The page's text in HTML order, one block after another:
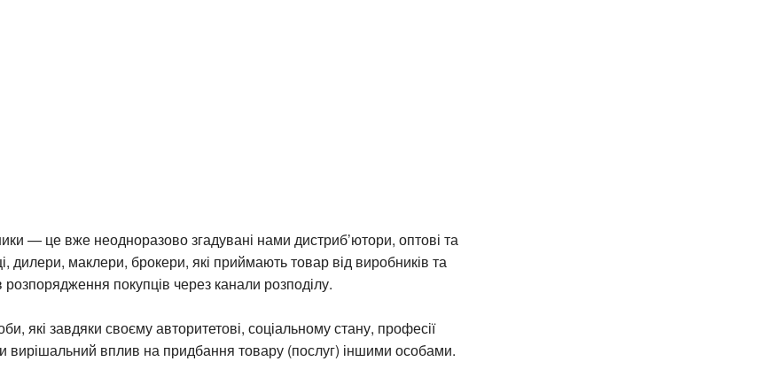
— це вже неодноразово згадувані нами дистриб’ютори, оптові та
дилери, маклери, брокери, які приймають товар від виробників та
покупців через канали розподілу.
які завдяки своєму авторитетові, соціальному стану, професії
вирішальний вплив на придбання товару (послуг) іншими особами.